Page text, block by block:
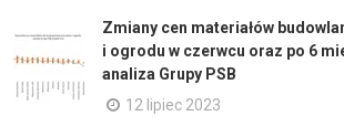
Zmiany cen materiałów
i ogrodu w czerwcu oraz po 6
analiza Grupy PSB
12 lipiec 2023